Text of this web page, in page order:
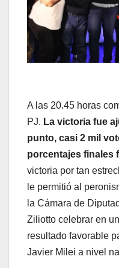
A las 20.45 horas
PJ. La victoria fue
punto, casi 2 mil
porcentajes finales
victoria por tan
le permitió al
la Cámara de
Ziliotto celebrar en
resultado favorable
Javier Milei a nivel